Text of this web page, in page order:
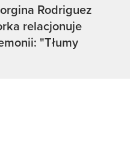
Rodriguez
relacjonuje
"Tłumy